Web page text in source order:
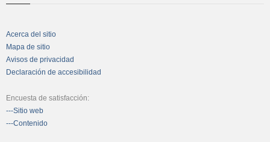
Acerca del sitio
Mapa de sitio
Avisos de privacidad
Declaración de accesibilidad
Encuesta de satisfacción:
---Sitio web
---Contenido